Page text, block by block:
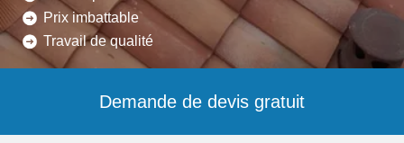
Prix imbattable
Travail de qualité
Demande de devis gratuit